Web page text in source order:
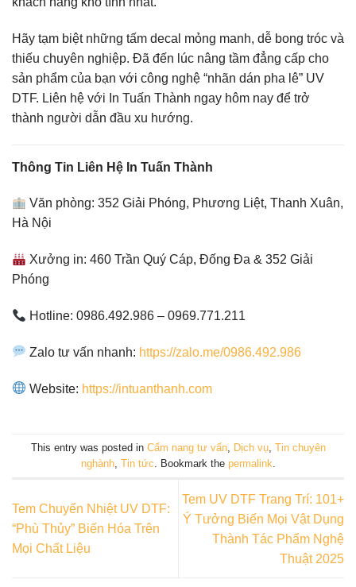
Hãy tạm biệt những tấm decal mỏng manh, dễ bong tróc và
thiếu chuyên nghiệp. Đã đến lúc nâng tầm đẳng cấp cho
sản phẩm của bạn với công nghệ “nhãn dán pha lê” UV
DTF. Liên hệ với In Tuấn Thành ngay hôm nay để trở
thành người dẫn đầu xu hướng.
Thông Tin Liên Hệ In Tuấn Thành
Văn phòng: 352 Giải Phóng, Phương Liệt, Thanh Xuân,
Hà Nội
Xưởng in: 460 Trần Quý Cáp, Đống Đa & 352 Giải
Phóng
Hotline: 0986.492.986 – 0969.771.211
Zalo tư vấn nhanh: https://zalo.me/0986.492.986
Website: https://intuanthanh.com
This entry was posted in Cẩm nang tư vấn, Dịch vụ, Tin chuyên
nghành, Tin tức . Bookmark the permalink
Tem Chuyển Nhiệt UV DTF:
“Phù Thủy” Biến Hóa Trên
Mọi Chất Liệu
Tem UV DTF Trang Trí: 101+
Ý Tưởng Biến Mọi Vật Dụng
Thành Tác Phẩm Nghệ
Thuật 2025